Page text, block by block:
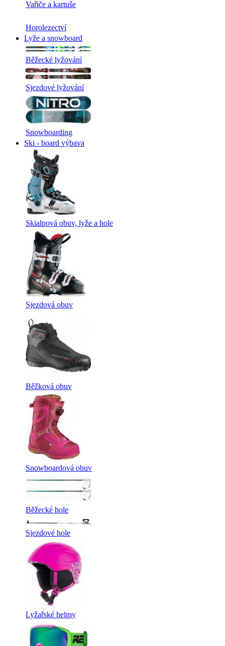
Vařiče a kartuše
Horolezectví
Lyže a snowboard
Běžecké lyžování
Sjezdové lyžování
Snowboarding
Ski - board výbava
Skialpová obuv, lyže a hole
Sjezdová obuv
Běžková obuv
Snowboardová obuv
Běžecké hole
Sjezdové hole
Lyžařské helmy